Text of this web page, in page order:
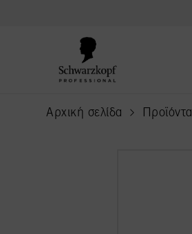
Αρχική σελίδα Προϊόντα